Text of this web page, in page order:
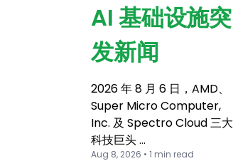
AI 基础设施突
发新闻
2026 年 8 月 6 日，AMD、
Super Micro Computer,
Inc. 及 Spectro Cloud 三大
科技巨头 …
Aug 8, 2026 • 1 min read